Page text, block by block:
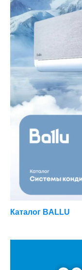
Каталог BALLU